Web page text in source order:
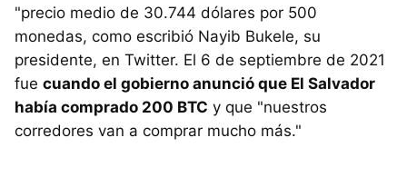
"precio medio de 30.744 dólares por 500
monedas, como escribió Nayib Bukele, su
presidente, en Twitter. El 6 de septiembre de 2021
fue cuando el gobierno anunció que El Salvador
había comprado 200 BTC y que "nuestros
corredores van a comprar mucho más."